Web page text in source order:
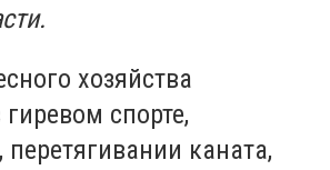
хозяйства
спорте,
перетягивании каната,